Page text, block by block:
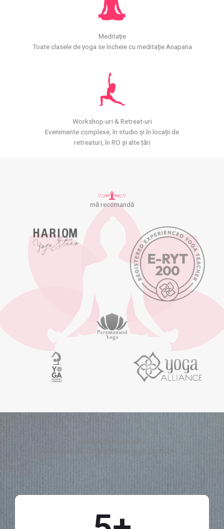
Meditație
Toate clasele de yoga se încheie cu meditație Anapana
Workshop-uri & Retreat-uri
Evenimente complexe, în studio și în locații de
retreaturi, în RO și alte țări
mă recomandă
experiența mea în cifre
Meditez din 2015 și predau yoga din 2021.